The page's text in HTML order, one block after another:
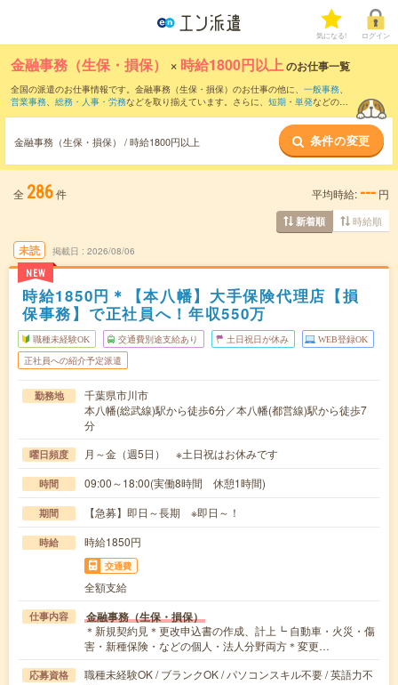
気になる! ログイン
金融事務（生保・損保） × 時給1800円以上のお仕事一覧
全国の派遣のお仕事情報です。金融事務（生保・損保）のお仕事の他に、 一般事務、
営業事務、 総務・人事・労務などを取り揃えています。さらに、 短期 ・ 単発などの期
金融事務（生保・損保） / 時給1800円以上 条件の変更
全 286件 平均時給: --- 円
新着順 時給順
未読
NEW
掲載日 2026/08/06
時給1850円＊【本八幡】大手保険代理店【損
保事務】で正社員へ！年収550万
職種未経験OK 交通費別途支給あり 土日祝日が休み WEB登録OK
正社員への紹介予定派遣
勤務地
千葉県市川市
本八幡(総武線)駅から徒歩6分／本八幡(都営線)駅から徒歩7
分
曜日頻度 月～金（週5日） ※土日祝はお休みです
時間 09:00～18:00(実働8時間 休憩1時間)
期間 【急募】即日～長期 ※即日～！
時給 時給1850円
交通費
全額支給
仕事内容 金融事務（生保・損保）
＊新規契約見＊更改申込書の作成、計上┗ 自動車・火災・傷
害・新種保険・などの個人・法人分野両方＊変更…
応募資格
職種未経験OK / ブランクOK / パソコンスキル不要 / 英語力不